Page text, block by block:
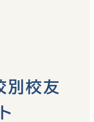
別校友